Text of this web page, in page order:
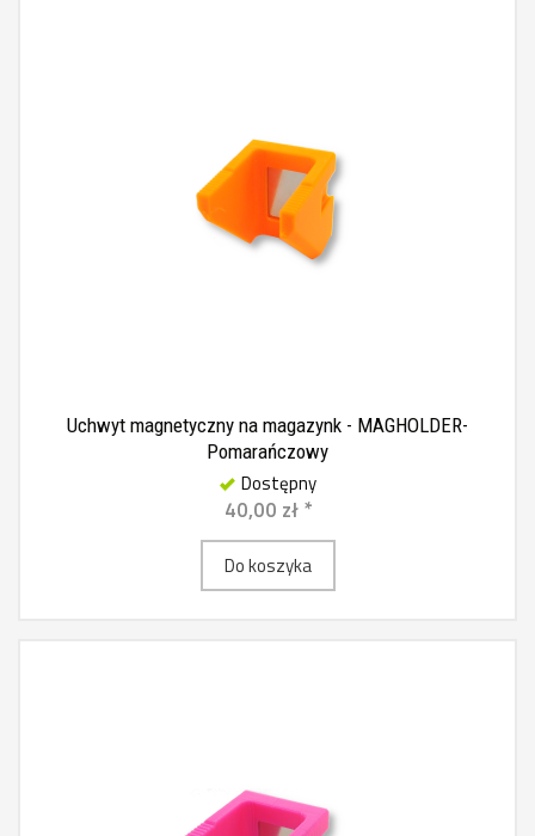
Uchwyt magnetyczny na magazynk - MAGHOLDER-
Pomarańczowy
Dostępny
40,00 zł *
Do koszyka